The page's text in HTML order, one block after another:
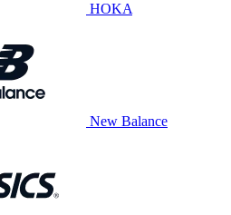
HOKA
New Balance